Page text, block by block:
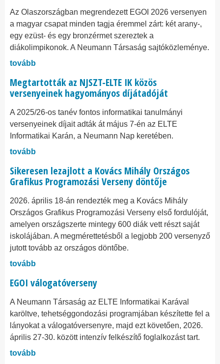
Az Olaszországban megrendezett EGOI 2026 versenyen
a magyar csapat minden tagja éremmel zárt: két arany-,
egy ezüst- és egy bronzérmet szereztek a
diákolimpikonok. A Neumann Társaság sajtóközleménye.
tovább
Megtartották az NJSZT-ELTE IK közös
versenyeinek hagyományos díjátadóját
A 2025/26-os tanév fontos informatikai tanulmányi
versenyeinek díjait adták át május 7-én az ELTE
Informatikai Karán, a Neumann Nap keretében.
tovább
Sikeresen lezajlott a Kovács Mihály Országos
Grafikus Programozási Verseny döntője
2026. április 18-án rendezték meg a Kovács Mihály
Országos Grafikus Programozási Verseny első fordulóját,
amelyen országszerte mintegy 600 diák vett részt saját
iskolájában. A megmérettetésből a legjobb 200 versenyző
jutott tovább az országos döntőbe.
tovább
EGOI válogatóverseny
A Neumann Társaság az ELTE Informatikai Karával
karöltve, tehetséggondozási programjában készítette fel a
lányokat a válogatóversenyre, majd ezt követően, 2026.
április 27-30. között intenzív felkészítő foglalkozást tart.
tovább